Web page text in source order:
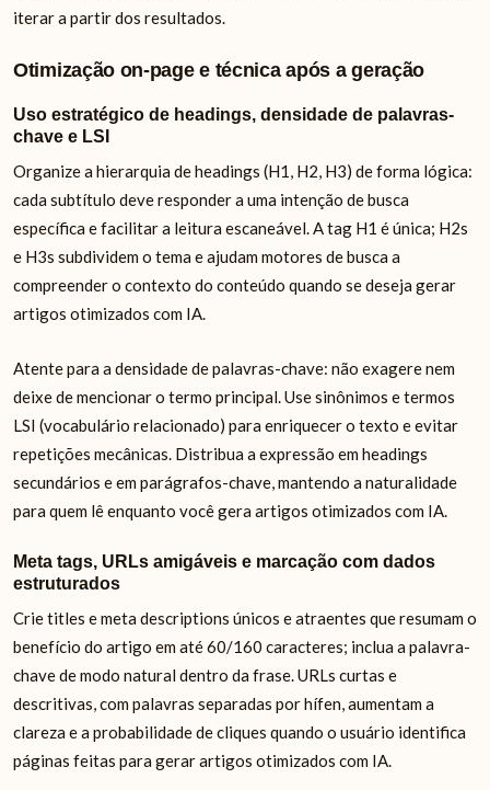
iterar a partir dos resultados.
Otimização on‑page e técnica após a geração
Uso estratégico de headings, densidade de palavras-
chave e LSI
Organize a hierarquia de headings (H1, H2, H3) de forma lógica:
cada subtítulo deve responder a uma intenção de busca
específica e facilitar a leitura escaneável. A tag H1 é única; H2s
e H3s subdividem o tema e ajudam motores de busca a
compreender o contexto do conteúdo quando se deseja gerar
artigos otimizados com IA.
Atente para a densidade de palavras-chave: não exagere nem
deixe de mencionar o termo principal. Use sinônimos e termos
LSI (vocabulário relacionado) para enriquecer o texto e evitar
repetições mecânicas. Distribua a expressão em headings
secundários e em parágrafos-chave, mantendo a naturalidade
para quem lê enquanto você gera artigos otimizados com IA.
Meta tags, URLs amigáveis e marcação com dados
estruturados
Crie titles e meta descriptions únicos e atraentes que resumam o
benefício do artigo em até 60/160 caracteres; inclua a palavra-
chave de modo natural dentro da frase. URLs curtas e
descritivas, com palavras separadas por hífen, aumentam a
clareza e a probabilidade de cliques quando o usuário identifica
páginas feitas para gerar artigos otimizados com IA.